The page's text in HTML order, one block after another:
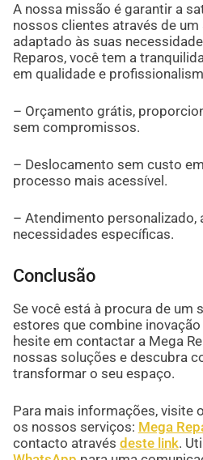
A nossa missão é garantir a
nossos clientes através de
adaptado às suas
Reparos, você tem a
em qualidade e
– Orçamento grátis,
sem compromissos.
– Deslocamento sem custo
processo mais acessível.
– Atendimento personalizado,
necessidades específicas.
Conclusão
Se você está à procura de um
estores que combine
hesite em contactar a Mega
nossas soluções e descubra
transformar o seu espaço.
Para mais informações, visite
os nossos serviços: Mega
contacto através deste link.